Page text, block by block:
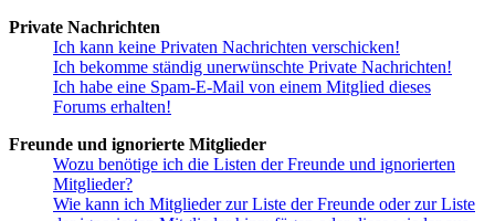
Private Nachrichten
Ich kann keine Privaten Nachrichten verschicken!
Ich bekomme ständig unerwünschte Private Nachrichten!
Ich habe eine Spam-E-Mail von einem Mitglied dieses
Forums erhalten!
Freunde und ignorierte Mitglieder
Wozu benötige ich die Listen der Freunde und ignorierten
Mitglieder?
Wie kann ich Mitglieder zur Liste der Freunde oder zur Liste